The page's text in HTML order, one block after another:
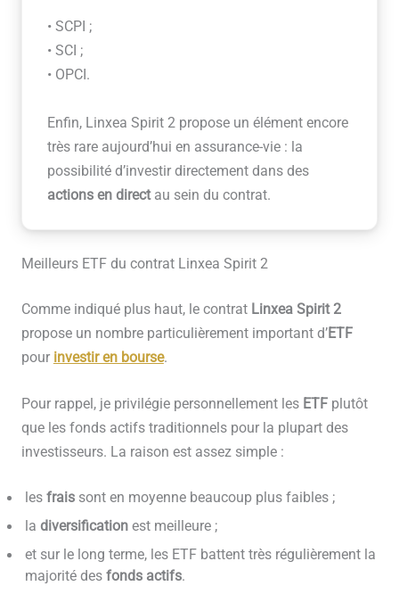
• SCPI ;
• SCI ;
• OPCI.
Enfin, Linxea Spirit 2 propose un élément encore
très rare aujourd’hui en assurance-vie : la
possibilité d’investir directement dans des
actions en directau sein du contrat.
Meilleurs ETF du contrat Linxea Spirit 2
Comme indiqué plus haut, le contrat Linxea Spirit 2
propose un nombre particulièrement important d’ETF
pour investir en bourse.
Pour rappel, je privilégie personnellement les ETFplutôt
que les fonds actifs traditionnels pour la plupart des
investisseurs. La raison est assez simple :
les fraissont en moyenne beaucoup plus faibles ;
la diversificationest meilleure ;
et sur le long terme, les ETF battent très régulièrement la
majorité des fonds actifs.